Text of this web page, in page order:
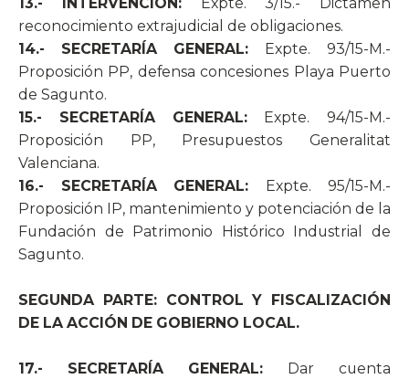
13.- INTERVENCIÓN:Expte. 3/15.- Dictamen
reconocimiento extrajudicial de obligaciones.
14.- SECRETARÍA GENERAL: Expte. 93/15-M.-
Proposición PP, defensa concesiones Playa Puerto
de Sagunto.
15.- SECRETARÍA GENERAL:Expte. 94/15-M.-
Proposición PP, Presupuestos Generalitat
Valenciana.
16.- SECRETARÍA GENERAL: Expte. 95/15-M.-
Proposición IP, mantenimiento y potenciación de la
Fundación de Patrimonio Histórico Industrial de
Sagunto.
SEGUNDA PARTE: CONTROL Y FISCALIZACIÓN
DE LA ACCIÓN DE GOBIERNO LOCAL.
17.- SECRETARÍA GENERAL: Dar cuenta